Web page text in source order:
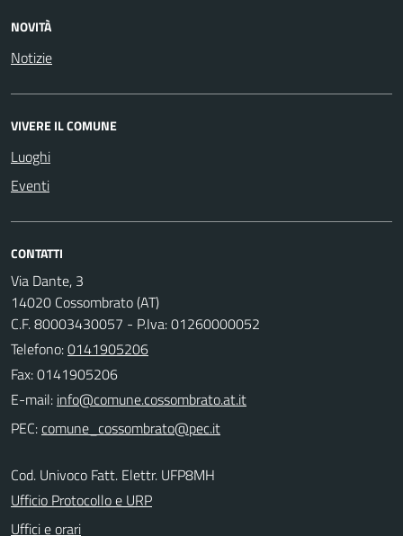
NOVITÀ
Notizie
VIVERE IL COMUNE
Luoghi
Eventi
CONTATTI
Via Dante, 3
14020 Cossombrato (AT)
C.F. 80003430057 - P.Iva: 01260000052
Telefono:0141905206
Fax: 0141905206
E-mail:
PEC:
Cod. Univoco Fatt. Elettr. UFP8MH
Ufficio Protocollo e URP
Uffici e orari